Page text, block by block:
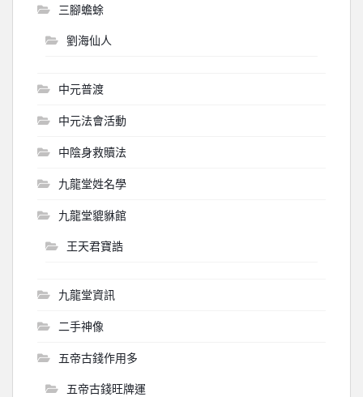
三腳蟾蜍
劉海仙人
中元普渡
中元法會活動
中陰身救贖法
九龍堂姓名學
九龍堂貔貅館
王天君寶誥
九龍堂資訊
二手神像
五帝古錢作用多
五帝古錢旺牌運